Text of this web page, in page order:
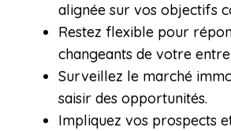
alignée sur vos objectifs
Restez flexible pour
changeants de votre
Surveillez le marché
saisir des opportunités.
Impliquez vos prospects